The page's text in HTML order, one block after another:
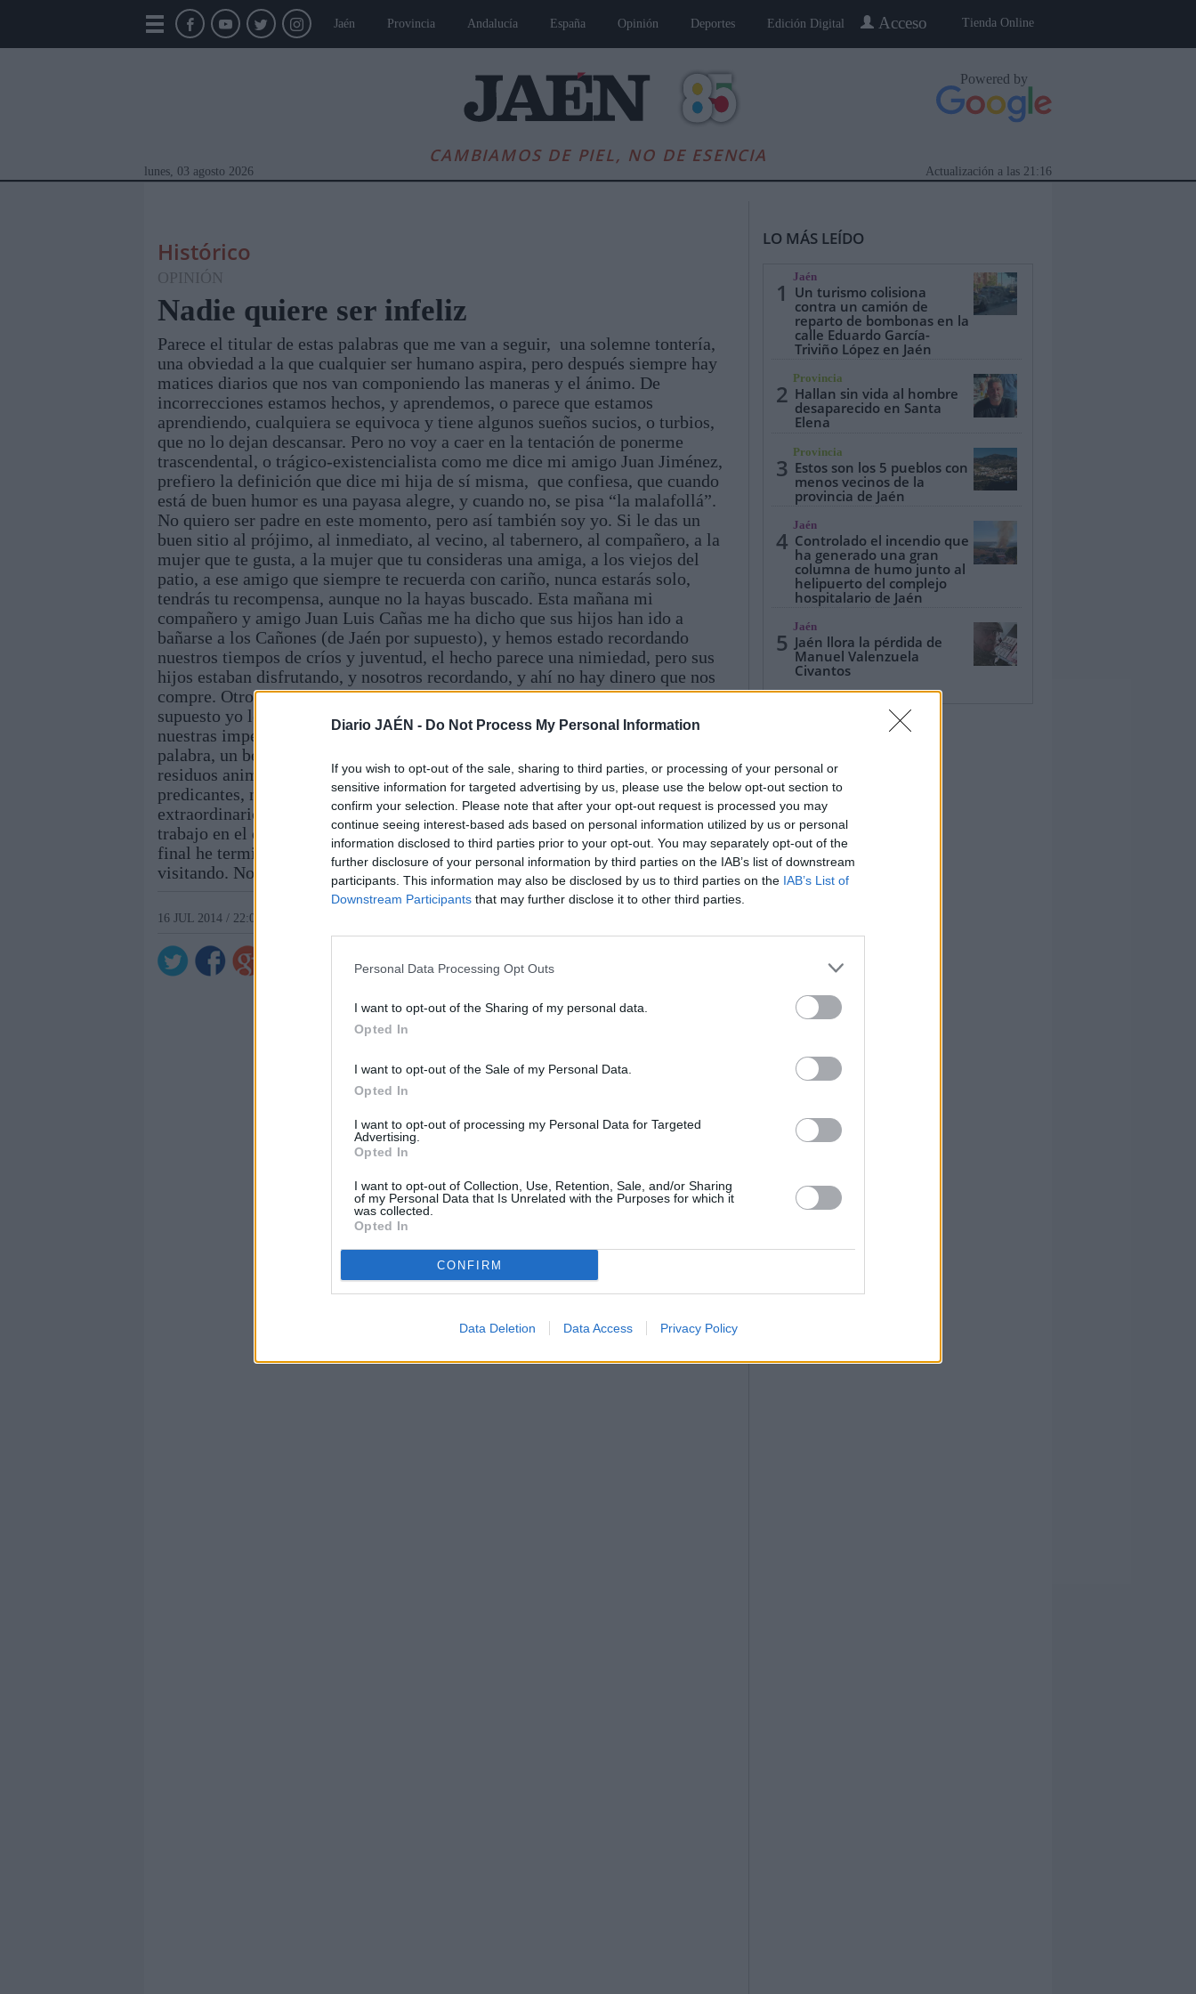
Diario JAÉN - Do Not Process My Personal Information
If you wish to opt-out of the sale, sharing to third parties, or processing of your personal or
sensitive information for targeted advertising by us, please use the below opt-out section to
confirm your selection. Please note that after your opt-out request is processed you may
continue seeing interest-based ads based on personal information utilized by us or personal
information disclosed to third parties prior to your opt-out. You may separately opt-out of the
further disclosure of your personal information by third parties on the IAB’s list of downstream
participants. This information may also be disclosed by us to third parties on the IAB’s List of
Downstream Participants that may further disclose it to other third parties.
Personal Data Processing Opt Outs
I want to opt-out of the Sharing of my personal data.
Opted In
I want to opt-out of the Sale of my Personal Data.
Opted In
I want to opt-out of processing my Personal Data for Targeted
Advertising.
Opted In
I want to opt-out of Collection, Use, Retention, Sale, and/or Sharing
of my Personal Data that Is Unrelated with the Purposes for which it
was collected.
Opted In
CONFIRM
Data Deletion Data Access Privacy Policy
Tienda Online
Acceso
Jaén Provincia Andalucía España Opinión Deportes Edición Digital
CAMBIAMOS DE PIEL, NO DE ESENCIA
Powered by
lunes, 03 agosto 2026 21:16
Actualización a las
Módulos Portada Jaén Provincia Linares Andalucía Internacional Opinión Cultura Deportes Jaén, Pueblo a Pueblo Gente
Histórico
OPINIÓN
Nadie quiere ser infeliz
Parece el titular de estas palabras que me van a seguir, una solemne tontería,
una obviedad a la que cualquier ser humano aspira, pero después siempre hay
matices diarios que nos van componiendo las maneras y el ánimo. De
incorrecciones estamos hechos, y aprendemos, o parece que estamos
aprendiendo, cualquiera se equivoca y tiene algunos sueños sucios, o turbios,
que no lo dejan descansar. Pero no voy a caer en la tentación de ponerme
trascendental, o trágico-existencialista como me dice mi amigo Juan Jiménez,
prefiero la definición que dice mi hija de sí misma, que confiesa, que cuando
está de buen humor es una payasa alegre, y cuando no, se pisa “la malafollá”.
No quiero ser padre en este momento, pero así también soy yo. Si le das un
buen sitio al prójimo, al inmediato, al vecino, al tabernero, al compañero, a la
mujer que te gusta, a la mujer que tu consideras una amiga, a los viejos del
patio, a ese amigo que siempre te recuerda con cariño, nunca estarás solo,
tendrás tu recompensa, aunque no la hayas buscado. Esta mañana mi
compañero y amigo Juan Luis Cañas me ha dicho que sus hijos han ido a
bañarse a los Cañones (de Jaén por supuesto), y hemos estado recordando
nuestros tiempos de críos y juventud, el hecho parece una nimiedad, pero sus
hijos estaban disfrutando, y nosotros recordando, y ahí no hay dinero que nos
compre. Otros compañeros y amigos me cuentan sus inquietudes, y por
supuesto yo les castigo con las mías. Todos los seres humanos, a pesar de
nuestras imperfecciones tenemos un sitio para los demás: Una mano, una
palabra, un beso, la calle común, o a las alcantarillas que nos contemplan los
residuos animales. Las personas en general, me parece, que no somos apóstoles
predicantes, ni santos dignos de una devoción ciega. Somos tan sencillos y
extraordinarios como alguna vez nuestra risa, o nuestro sacrificio, o nuestro
trabajo en el desempleo. Lo he intentado de verdad, pero sin darme cuenta, al
final he terminado calentándoles la cabeza, y encima con el calor que nos está
visitando. Nos vemos con la fresquita.
16 JUL 2014 / 22:00 H.
LO MÁS LEÍDO
1
Jaén
Un turismo colisiona
contra un camión de
reparto de bombonas en la
calle Eduardo García-
Triviño López en Jaén
2
Provincia
Hallan sin vida al hombre
desaparecido en Santa
Elena
3
Provincia
Estos son los 5 pueblos con
menos vecinos de la
provincia de Jaén
4
Jaén
Controlado el incendio que
ha generado una gran
columna de humo junto al
helipuerto del complejo
hospitalario de Jaén
5
Jaén
Jaén llora la pérdida de
Manuel Valenzuela
Civantos